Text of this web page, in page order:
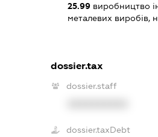
25.99виробництво
металевих виробів,
dossier.tax
dossier.staff
dossier.taxDebt